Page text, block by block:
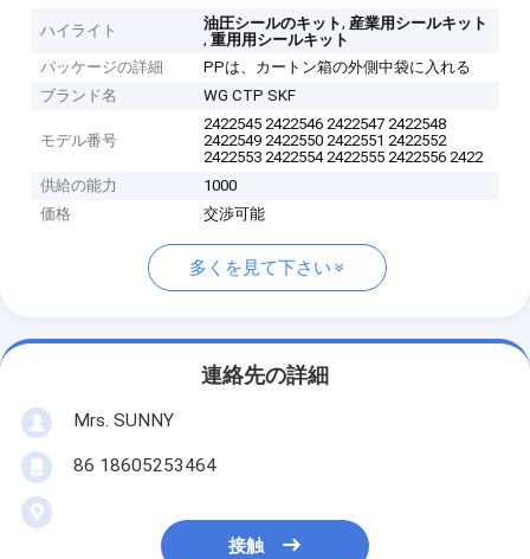
ハイライト 油圧シールのキット, 産業用シールキット
,重用用シールキット
パッケージの詳細
PPは、カートン箱の外側中袋に入れる
ブランド名
WG CTP SKF
モデル番号
2422545 2422546 2422547 2422548
2422549 2422550 2422551 2422552
2422553 2422554 2422555 2422556 2422
供給の能力
1000
価格
交渉可能
多くを見て下さい
連絡先の詳細
Mrs. SUNNY
86 18605253464
接触